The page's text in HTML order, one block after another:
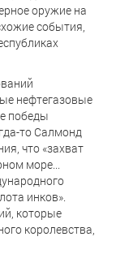
оружие на
события,
нефтегазовые
победы
то Салмонд
что «захват
море...
инков».
которые
королевства,